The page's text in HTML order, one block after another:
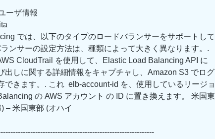
ーザ情報
では、以下のタイプのロードバランサーをサポートして
ンサーの設定方法は、種類によって大きく異なります。.
CloudTrail を使用して、Elastic Load Balancing API に
出しに関する詳細情報をキャプチャし、Amazon S3 でログ
できます。. これ  elb-account-id を、使用しているリージョ
の AWS アカウント の ID に置き換えます。 米国東
– 米国東部 (オハイ